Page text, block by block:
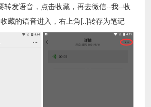
转发语音，点击收藏，再去微信--我--收
藏的语音进入，右上角[..]转存为笔记